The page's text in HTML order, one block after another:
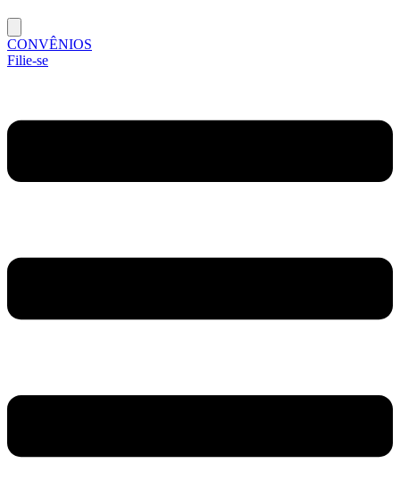
CONVÊNIOS
Filie-se